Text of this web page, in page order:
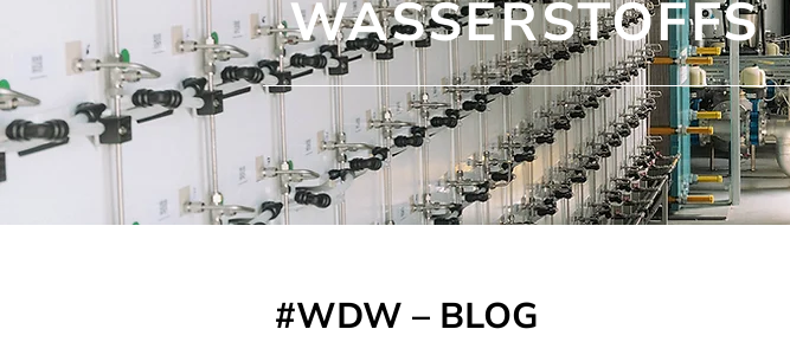
WASSERSTOFFS
#WDW – BLOG